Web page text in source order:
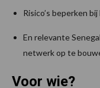
Risico’s beperken
En relevante
netwerk op te
Voor wie?